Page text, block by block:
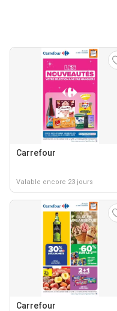
Carrefour
Valable encore 23 jours
Carrefour